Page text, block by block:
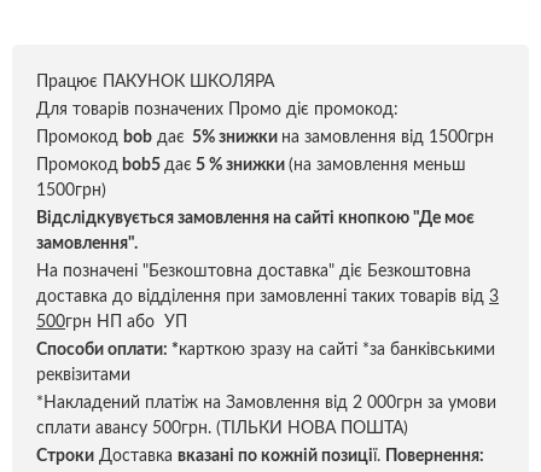
Працює ПАКУНОК ШКОЛЯРА
Для товарів позначених Промо діє промокод:
Промокод bob дає 5% знижки на замовлення від 1500грн
Промокод bob5 дає 5 % знижки (на замовлення меньш
1500грн)
Відслідкувується замовлення на сайті кнопкою "Де моє
замовлення".
На позначені "Безкоштовна доставка" діє Безкоштовна
доставка до відділення при замовленні таких товарів від 3
500грн НП або УП
Способи оплати: *карткою зразу на сайті *за банківськими
реквізитами
*Накладений платіж на Замовлення від 2 000грн за умови
сплати авансу 500грн. (ТІЛЬКИ НОВА ПОШТА)
Строки Доставка вказані по кожній позиції.
Повернення: